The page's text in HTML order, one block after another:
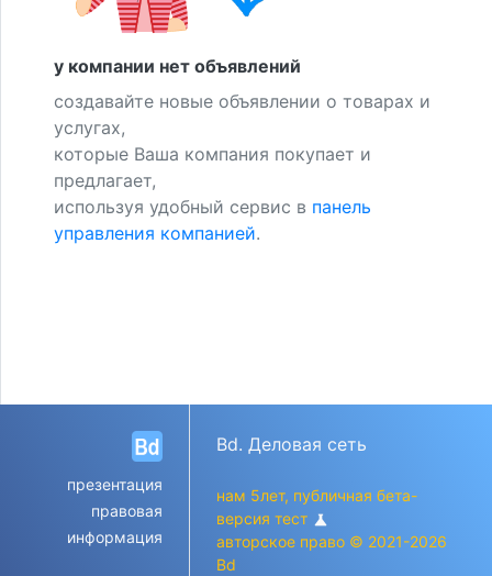
у компании нет объявлений
создавайте новые объявлении о товарах и
услугах,
которые Ваша компания покупает и
предлагает,
используя удобный сервис в панель
управления компанией.
презентация
правовая
информация
Bd. Деловая сеть
нам 5лет, публичная бета-
версия тест science
авторское право © 2021-2026
Bd